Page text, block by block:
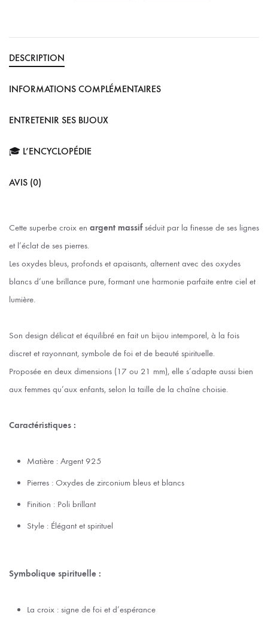
DESCRIPTION
INFORMATIONS COMPLÉMENTAIRES
ENTRETENIR SES BIJOUX
🎓 L’ENCYCLOPÉDIE
AVIS (0)
Cette superbe croix en argent massifséduit par la finesse de ses lignes
et l’éclat de ses pierres.
Les oxydes bleus, profonds et apaisants, alternent avec des oxydes
blancs d’une brillance pure, formant une harmonie parfaite entre ciel et
lumière.
Son design délicat et équilibré en fait un bijou intemporel, à la fois
discret et rayonnant, symbole de foi et de beauté spirituelle.
Proposée en deux dimensions (17 ou 21 mm), elle s’adapte aussi bien
aux femmes qu’aux enfants, selon la taille de la chaîne choisie.
Caractéristiques :
Matière : Argent 925
Pierres : Oxydes de zirconium bleus et blancs
Finition : Poli brillant
Style : Élégant et spirituel
Symbolique spirituelle :
La croix : signe de foi et d’espérance